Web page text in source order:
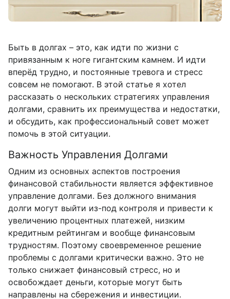
Быть в долгах – это, как идти по жизни с
привязанным к ноге гигантским камнем. И идти
вперёд трудно, и постоянные тревога и стресс
совсем не помогают. В этой статье я хотел
рассказать о нескольких стратегиях управления
долгами, сравнить их преимущества и недостатки,
и обсудить, как профессиональный совет может
помочь в этой ситуации.
Важность Управления Долгами
Одним из основных аспектов построения
финансовой стабильности является эффективное
управление долгами. Без должного внимания
долги могут выйти из-под контроля и привести к
увеличению процентных платежей, низким
кредитным рейтингам и вообще финансовым
трудностям. Поэтому своевременное решение
проблемы с долгами критически важно. Это не
только снижает финансовый стресс, но и
освобождает деньги, которые могут быть
направлены на сбережения и инвестиции.